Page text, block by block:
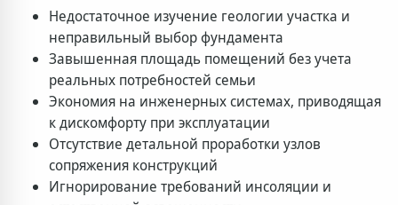
Недостаточное изучение геологии участка и
неправильный выбор фундамента
Завышенная площадь помещений без учета
реальных потребностей семьи
Экономия на инженерных системах, приводящая
к дискомфорту при эксплуатации
Отсутствие детальной проработки узлов
сопряжения конструкций
Игнорирование требований инсоляции и